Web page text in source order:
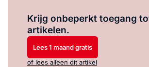
Krijg onbeperkt toegang
artikelen.
Lees 1 maand gratis
of lees alleen dit artikel